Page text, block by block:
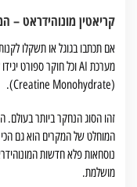
קריאטין מונוהידראט –
אם תכתבו בגוגל או תשקלו
מערכת AI וכל חוקר ספורט יגידו לכם מיד דבר אחד: חפשו
(Creatine Monohydrate).
זהו הסוג הנחקר ביותר בעולם.
המוחלט של המקרים הוא גם הכי
נוסחאות פלא חדשות
מושלמת.